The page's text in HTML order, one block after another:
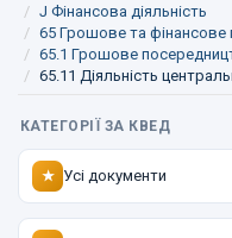
J Фінансова діяльність
65 Грошове та фінансове
65.1 Грошове
65.11 Діяльність
КАТЕГОРІЇ ЗА КВЕД
★ Усі документи